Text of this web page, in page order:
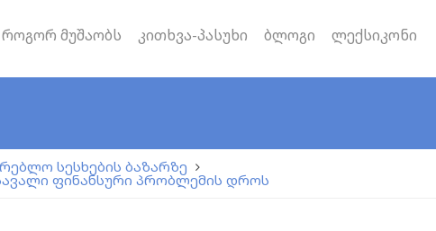
როგორ მუშაობს კითხვა-პასუხი ბლოგი ლექსიკონი
სესხების ბაზარზე
ფინანსური პრობლემის დროს